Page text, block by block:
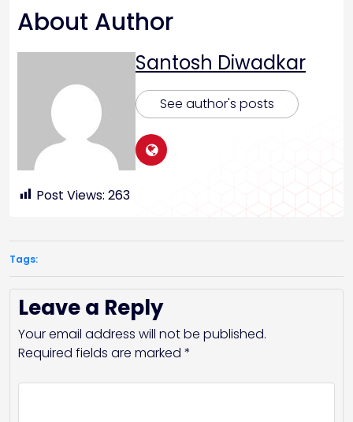
About Author
Santosh Diwadkar
See author's posts
Post Views: 263
Tags:
Leave a Reply
Your email address will not be published.
Required fields are marked *